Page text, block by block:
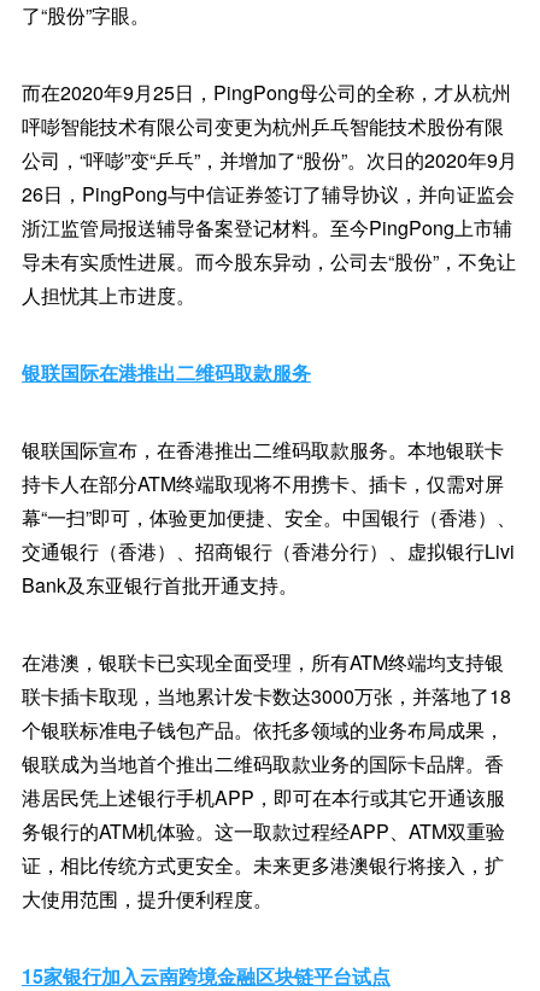
了“股份”字眼。
而在2020年9月25日，PingPong母公司的全称，才从杭州
呯嘭智能技术有限公司变更为杭州乒乓智能技术股份有限
公司，“呯嘭”变“乒乓”，并增加了“股份”。次日的2020年9月
26日，PingPong与中信证券签订了辅导协议，并向证监会
浙江监管局报送辅导备案登记材料。至今PingPong上市辅
导未有实质性进展。而今股东异动，公司去“股份”，不免让
人担忧其上市进度。
银联国际在港推出二维码取款服务
银联国际宣布，在香港推出二维码取款服务。本地银联卡
持卡人在部分ATM终端取现将不用携卡、插卡，仅需对屏
幕“一扫”即可，体验更加便捷、安全。中国银行（香港）、
交通银行（香港）、招商银行（香港分行）、虚拟银行Livi
Bank及东亚银行首批开通支持。
在港澳，银联卡已实现全面受理，所有ATM终端均支持银
联卡插卡取现，当地累计发卡数达3000万张，并落地了18
个银联标准电子钱包产品。依托多领域的业务布局成果，
银联成为当地首个推出二维码取款业务的国际卡品牌。香
港居民凭上述银行手机APP，即可在本行或其它开通该服
务银行的ATM机体验。这一取款过程经APP、ATM双重验
证，相比传统方式更安全。未来更多港澳银行将接入，扩
大使用范围，提升便利程度。
15家银行加入云南跨境金融区块链平台试点